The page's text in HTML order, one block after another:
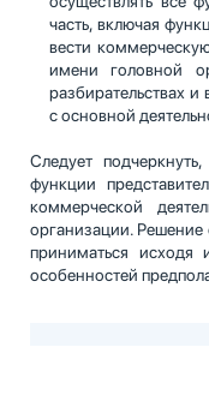
часть, включая
вести
имени головной
разбирательствах
с основной
Следует
функции
коммерческой
организации.
приниматься исходя
особенностей